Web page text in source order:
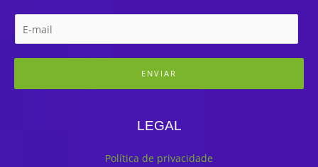
ENVIAR
LEGAL
Política de privacidade